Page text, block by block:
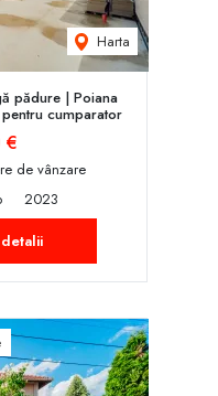
Harta
pădure | Poiana
cumparator
€
de vânzare
2023